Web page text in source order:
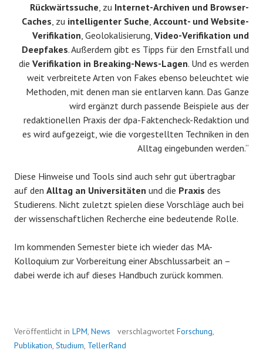
Rückwärtssuche , zu Internet-Archiven und Browser-
Caches , zu intelligenter Suche Account- und Website-
Verifikation , Geolokalisierung, Video-Verifikation und
Deepfakes. Außerdem gibt es Tipps für den Ernstfall und
die Verifikation in Breaking-News-Lagen. Und es werden
weit verbreitete Arten von Fakes ebenso beleuchtet wie
Methoden, mit denen man sie entlarven kann. Das Ganze
wird ergänzt durch passende Beispiele aus der
redaktionellen Praxis der dpa-Faktencheck-Redaktion und
es wird aufgezeigt, wie die vorgestellten Techniken in den
Alltag eingebunden werden.“
Diese Hinweise und Tools sind auch sehr gut übertragbar
auf den Alltag an Universitäten und die Praxis des
Studierens. Nicht zuletzt spielen diese Vorschläge auch bei
der wissenschaftlichen Recherche eine bedeutende Rolle.
Im kommenden Semester biete ich wieder das MA-
Kolloquium zur Vorbereitung einer Abschlussarbeit an –
dabei werde ich auf dieses Handbuch zurück kommen.
Veröffentlicht in LPM, News verschlagwortet Forschung,
Publikation, Studium, TellerRand